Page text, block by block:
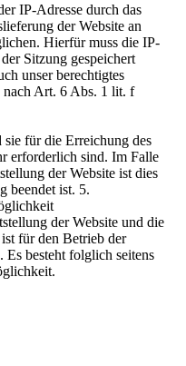
IP-Adresse durch das
der Website an
Hierfür muss die IP-
Sitzung gespeichert
unser berechtigtes
nach Art. 6 Abs. 1 lit. f
für die Erreichung des
erforderlich sind. Im Falle
der Website ist dies
beendet ist. 5.
der Website und die
für den Betrieb der
besteht folglich seitens